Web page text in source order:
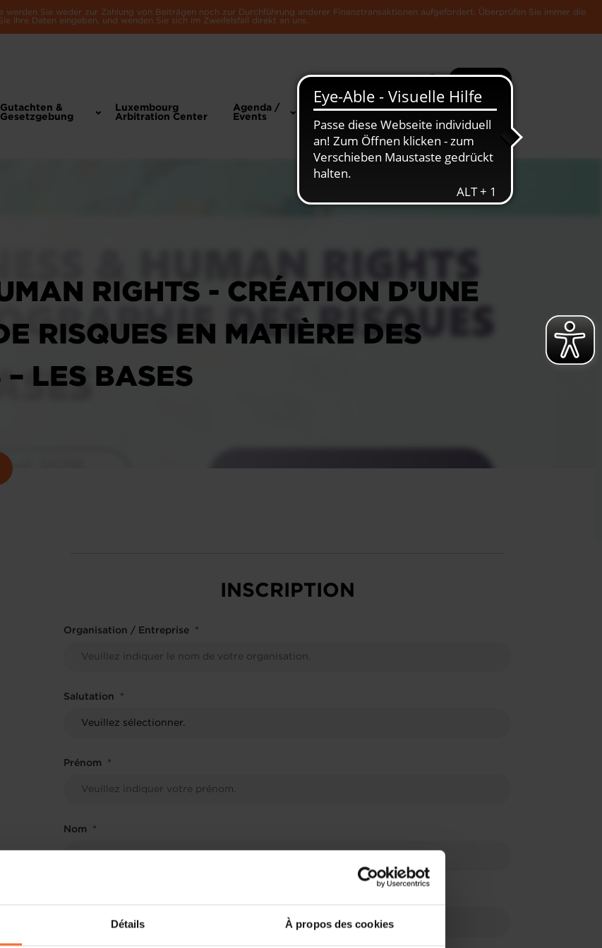
Détails À propos des cookies
werden Sie weder zur Zahlung von Beiträgen noch zur Durchführung anderer Finanztransaktionen aufgefordert. Überprüfen Sie immer die
Ihre Daten eingeben, und wenden Sie sich im Zweifelsfall direkt an uns.
Suche Mehr
Gutachten &
Gesetzgebung
Luxembourg
Arbitration Center
Agenda /
Events
News &
Die Luxemburger
RIGHTS - CRÉATION D’UNE
RISQUES EN MATIÈRE DES
LES BASES
INSCRIPTION
Organisation / Entreprise
Salutation
Prénom
Nom